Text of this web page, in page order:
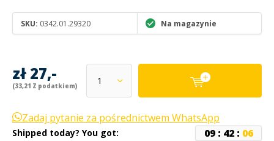
SKU: 0342.01.29320 Na magazynie
zł 27,-
(33,21 Z podatkiem)
Zadaj pytanie za pośrednictwem WhatsApp
Shipped today? You got: 09: 42: 06